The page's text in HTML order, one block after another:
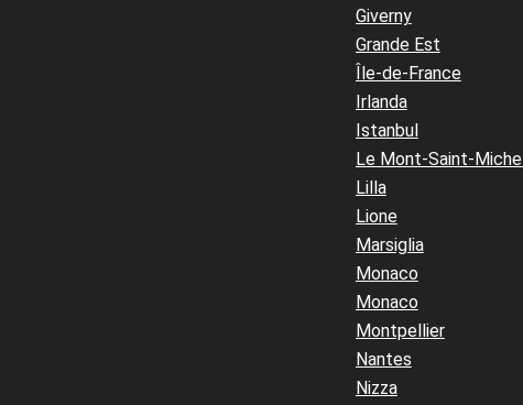
Giverny
Grande Est
Île-de-France
Irlanda
Istanbul
Le Mont-Saint-Michel
Lilla
Lione
Marsiglia
Monaco
Monaco
Montpellier
Nantes
Nizza